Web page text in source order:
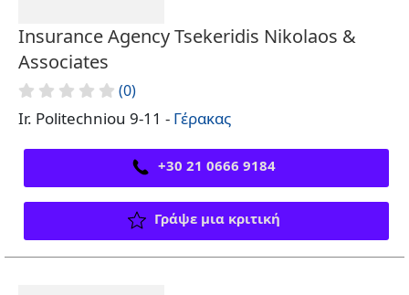
Insurance Agency Tsekeridis Nikolaos &
Associates
(0)
Ir. Politechniou 9-11 - Γέρακας
+30 21 0666 9184
Γράψε μια κριτική